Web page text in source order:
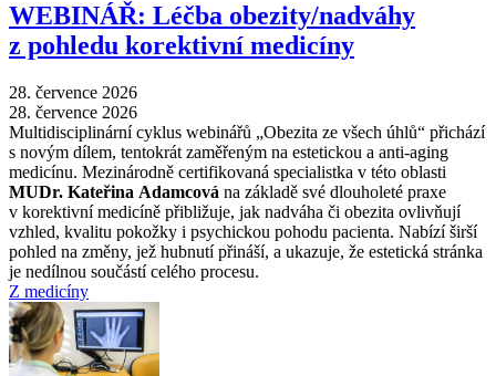
WEBINÁŘ: Léčba obezity/nadváhy
z pohledu korektivní medicíny
28. července 2026
28. července 2026
Multidisciplinární cyklus webinářů „Obezita ze všech úhlů“ přichází
s novým dílem, tentokrát zaměřeným na estetickou a anti-aging
medicínu. Mezinárodně certifikovaná specialistka v této oblasti
MUDr. Kateřina Adamcová na základě své dlouholeté praxe
v korektivní medicíně přibližuje, jak nadváha či obezita ovlivňují
vzhled, kvalitu pokožky i psychickou pohodu pacienta. Nabízí širší
pohled na změny, jež hubnutí přináší, a ukazuje, že estetická stránka
je nedílnou součástí celého procesu.
Z medicíny